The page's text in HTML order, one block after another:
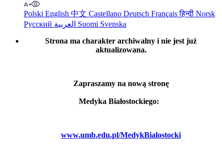
Polski English 中文 Castellano Deutsch Françaisहिन्दी Norsk
Русский
Suomi Svenska
Strona ma charakter archiwalny i nie jest już
aktualizowana.
Zapraszamy na nową stronę
Medyka Białostockiego:
www.umb.edu.pl/MedykBialostocki